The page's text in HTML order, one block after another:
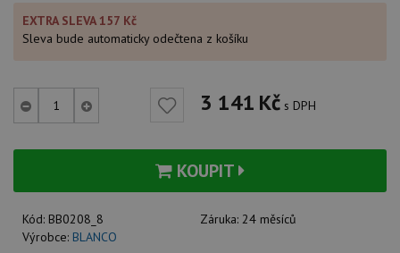
EXTRA SLEVA 157 Kč
Sleva bude automaticky odečtena z košíku
3 141 Kč s DPH
KOUPIT
Kód: BB0208_8 Záruka: 24 měsíců
Výrobce: BLANCO